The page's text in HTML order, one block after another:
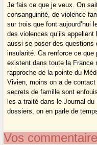
Je fais ce que je veux. On
consanguinité, de violence
sur trois que font aujourd’hui
des violences qu’ils
aussi se poser des questions
insularité. Ca renforce ce
existent dans toute la France
rapproche de la pointe du
Vivien, moins on a de
secrets de famille sont
les a traité dans le Journal
dossiers, on en parle de
Vos